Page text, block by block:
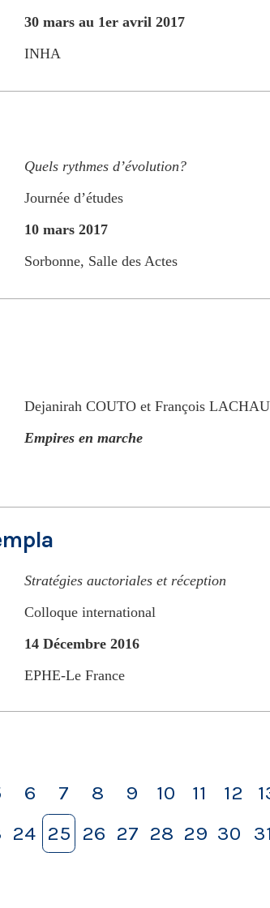
30 mars au 1er avril 2017
INHA
Quels rythmes d’évolution?
Journée d’études
10 mars 2017
Sorbonne, Salle des Actes
Dejanirah COUTO et François
Empires en marche
Stratégies auctoriales et réception
Colloque international
14 Décembre 2016
EPHE-Le France
6 7 8 9 10 11 12
24 25 26 27 28 29 30 31